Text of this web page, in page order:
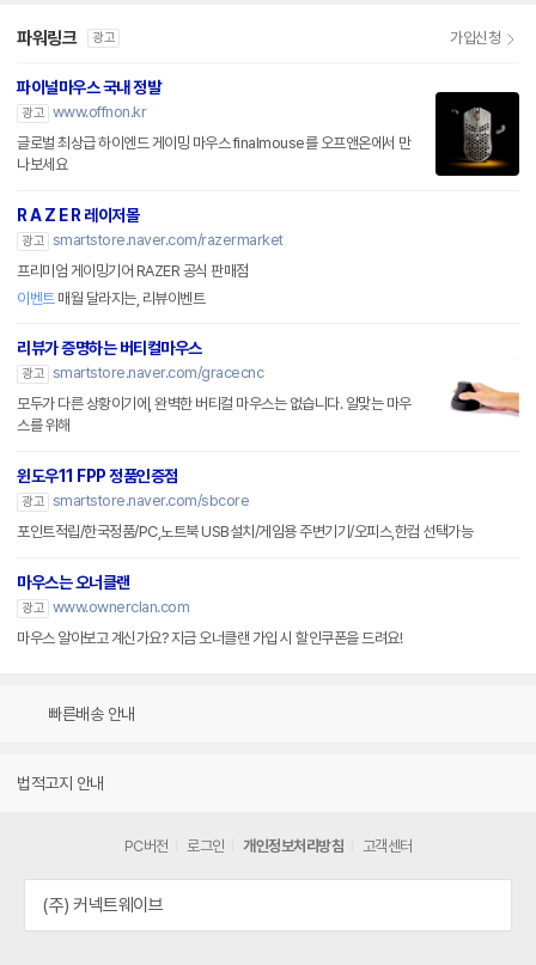
파워링크 광고 가입신청
파이널마우스 국내 정발
광고 www.offnon.kr
글로벌 최상급 하이엔드 게이밍 마우스 finalmouse를 오프앤온에서 만
나보세요
R A Z E R 레이저몰
광고 smartstore.naver.com/razermarket
프리미엄 게이밍기어 RAZER 공식 판매점
이벤트매월 달라지는, 리뷰이벤트
리뷰가 증명하는 버티컬마우스
광고 smartstore.naver.com/gracecnc
모두가 다른 상황이기에, 완벽한 버티컬 마우스는 없습니다. 알맞는 마우
스를 위해
윈도우11 FPP 정품인증점
광고 smartstore.naver.com/sbcore
포인트적립/한국정품/PC,노트북 USB설치/게임용 주변기기/오피스,한컴 선택가능
마우스는 오너클랜
광고 www.ownerclan.com
마우스 알아보고 계신가요? 지금 오너클랜 가입 시 할인쿠폰을 드려요!
빠른배송 안내
법적고지 안내
PC버전 로그인 개인정보처리방침 고객센터
(주) 커넥트웨이브